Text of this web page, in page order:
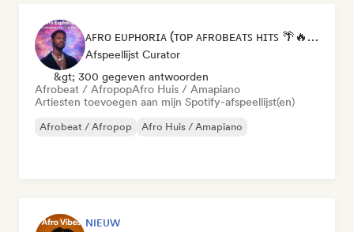
ᴀꜰʀᴏ ᴇᴜᴘʜᴏʀɪᴀ (ᴛᴏᴘ ᴀꜰʀᴏʙᴇᴀᴛꜱ ʜɪᴛꜱ 🌴🔥 2026 )
Afspeellijst Curator
&gt; 300 gegeven antwoorden
Afrobeat / AfropopAfro Huis / Amapiano
Artiesten toevoegen aan mijn Spotify-afspeellijst(en)
Afrobeat / Afropop Afro Huis / Amapiano
NIEUW